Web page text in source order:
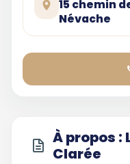
15 chemin
Névache
À propos :
Clarée